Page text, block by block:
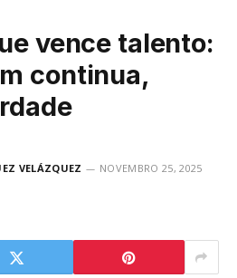
vence talento:
continua,
VELÁZQUEZ NOVEMBRO 25, 2025